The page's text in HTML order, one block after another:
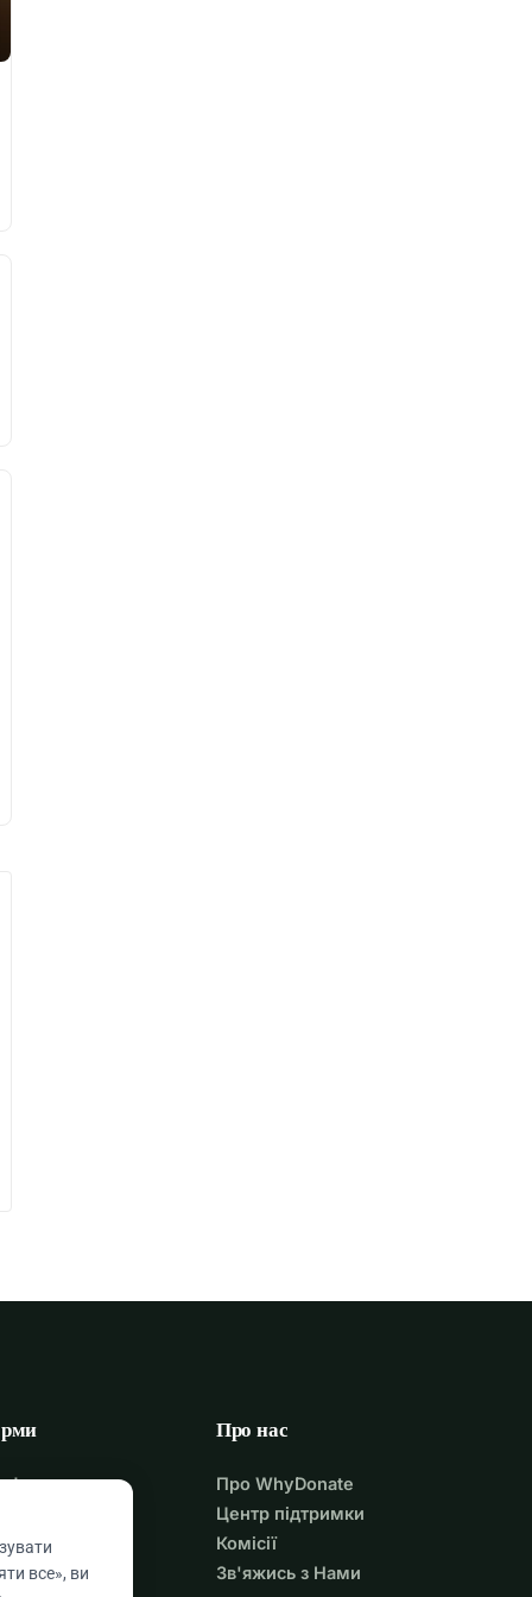
Оплату
Про нас
Про WhyDonate
Центр підтримки
Комісії
Зв'яжись з Нами
все», ви